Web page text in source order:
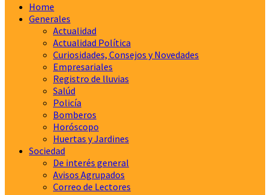
Home
Generales
Actualidad
Actualidad Política
Curiosidades, Consejos y Novedades
Empresariales
Registro de lluvias
Salúd
Policía
Bomberos
Horóscopo
Huertas y Jardines
Sociedad
De interés general
Avisos Agrupados
Correo de Lectores